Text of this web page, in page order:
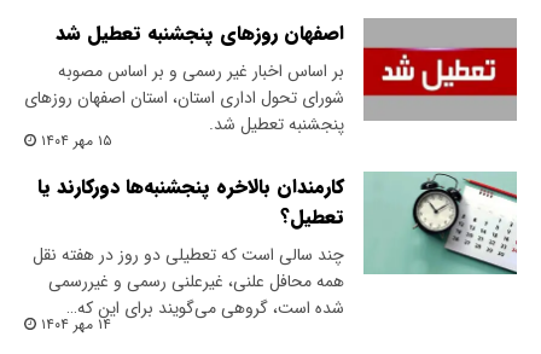
اصفهان روزهای پنجشنبه تعطیل شد
بر اساس اخبار غیر رسمی و بر اساس مصوبه
شورای تحول اداری استان، استان اصفهان روزهای
پنجشنبه تعطیل شد.
۱۵ مهر ۱۴۰۴
کارمندان بالاخره پنجشنبه‌ها دورکارند یا
تعطیل؟
چند سالی است که تعطیلی دو روز در هفته نقل
همه محافل علنی، غیرعلنی رسمی و غیررسمی
شده است، گروهی می‌گویند برای این که…
۱۴ مهر ۱۴۰۴